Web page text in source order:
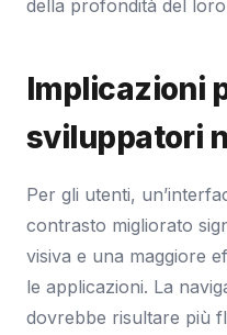
della profondità del
Implicazioni
sviluppatori
Per gli utenti,
contrasto migliorato
visiva e una maggiore
le applicazioni. La
dovrebbe risultare più